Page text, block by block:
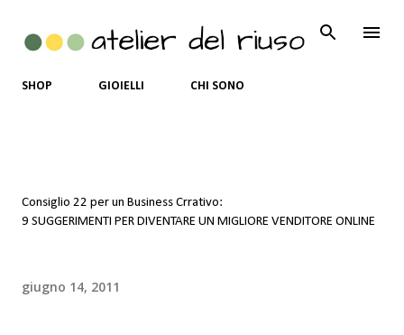
Passa ai contenuti principali
SHOP GIOIELLI CHI SONO
Consiglio 22 per un Business Crrativo:
9 SUGGERIMENTI PER DIVENTARE UN MIGLIORE VENDITORE ONLINE
giugno 14, 2011